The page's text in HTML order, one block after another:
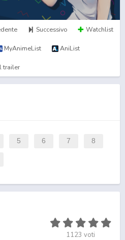
Successivo Watchlist
MyAnimeList AniList
trailer
5 6 7 8
1123 voti